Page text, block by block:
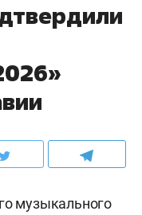
музыкального